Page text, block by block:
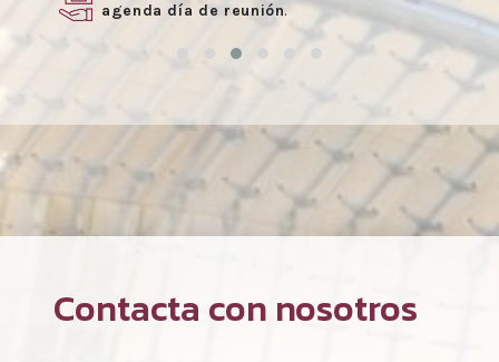
agenda día de reunión.
Contacta con nosotros